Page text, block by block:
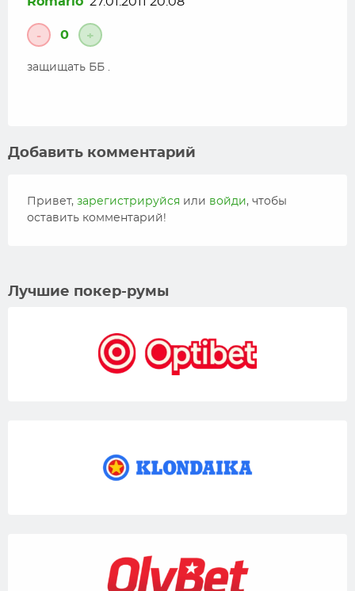
- 0 +
защищать ББ .
Добавить комментарий
Привет, зарегистрируйся или войди, чтобы
оставить комментарий!
Лучшие покер-румы